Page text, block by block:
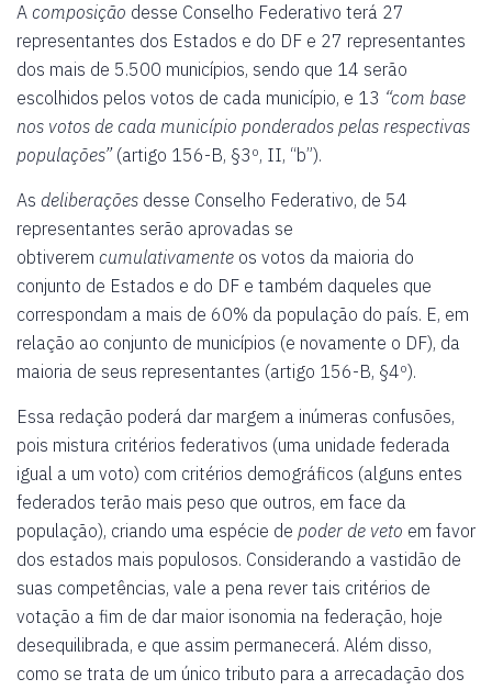
A composição desse Conselho Federativo terá 27
representantes dos Estados e do DF e 27 representantes
dos mais de 5.500 municípios, sendo que 14 serão
escolhidos pelos votos de cada município, e 13 “com base
nos votos de cada município ponderados pelas respectivas
populações”(artigo 156-B, §3º, II, “b”).
As deliberações desse Conselho Federativo, de 54
representantes serão aprovadas se
obtiverem cumulativamente os votos da maioria do
conjunto de Estados e do DF e também daqueles que
correspondam a mais de 60% da população do país. E, em
relação ao conjunto de municípios (e novamente o DF), da
maioria de seus representantes (artigo 156-B, §4º).
Essa redação poderá dar margem a inúmeras confusões,
pois mistura critérios federativos (uma unidade federada
igual a um voto) com critérios demográficos (alguns entes
federados terão mais peso que outros, em face da
população), criando uma espécie de poder de veto em favor
dos estados mais populosos. Considerando a vastidão de
suas competências, vale a pena rever tais critérios de
votação a fim de dar maior isonomia na federação, hoje
desequilibrada, e que assim permanecerá. Além disso,
como se trata de um único tributo para a arrecadação dos